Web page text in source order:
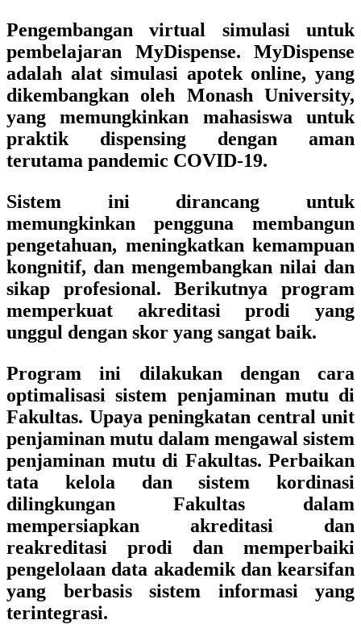
Pengembangan virtual simulasi untuk
pembelajaran MyDispense. MyDispense
adalah alat simulasi apotek online, yang
dikembangkan oleh Monash University,
yang memungkinkan mahasiswa untuk
praktik dispensing dengan aman
terutama pandemic COVID-19.
Sistem ini dirancang untuk
memungkinkan pengguna membangun
pengetahuan, meningkatkan kemampuan
kongnitif, dan mengembangkan nilai dan
sikap profesional. Berikutnya program
memperkuat akreditasi prodi yang
unggul dengan skor yang sangat baik.
Program ini dilakukan dengan cara
optimalisasi sistem penjaminan mutu di
Fakultas. Upaya peningkatan central unit
penjaminan mutu dalam mengawal sistem
penjaminan mutu di Fakultas. Perbaikan
tata kelola dan sistem kordinasi
dilingkungan Fakultas dalam
mempersiapkan akreditasi dan
reakreditasi prodi dan memperbaiki
pengelolaan data akademik dan kearsifan
yang berbasis sistem informasi yang
terintegrasi.